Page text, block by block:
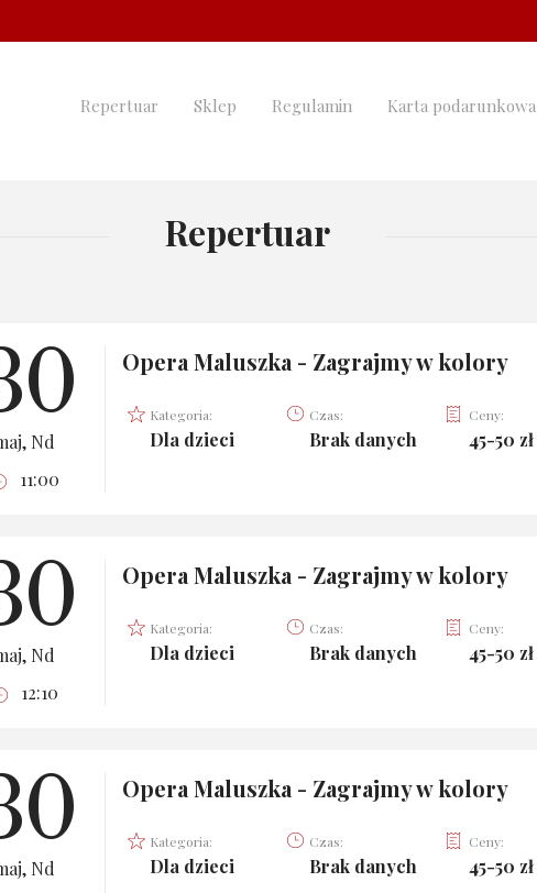
Repertuar Sklep Regulamin Karta podarunkowa
Repertuar
Nd
11:00
Opera Maluszka - Zagrajmy w kolory
Kategoria:
Dla dzieci
Czas:
Brak danych
Ceny:
45-50 zł
Nd
12:10
Opera Maluszka - Zagrajmy w kolory
Kategoria:
Dla dzieci
Czas:
Brak danych
Ceny:
45-50 zł
Nd
Opera Maluszka - Zagrajmy w kolory
Kategoria:
Dla dzieci
Czas:
Brak danych
Ceny:
45-50 zł